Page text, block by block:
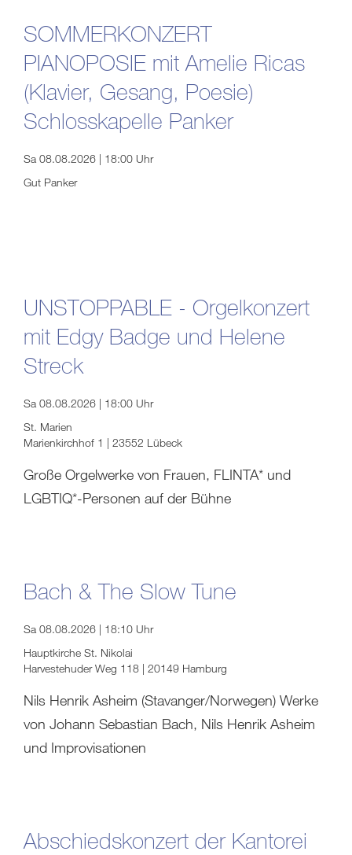
SOMMERKONZERT
PIANOPOSIE mit Amelie Ricas
(Klavier, Gesang, Poesie)
Schlosskapelle Panker
Sa 08.08.2026 | 18:00 Uhr
Gut Panker
UNSTOPPABLE - Orgelkonzert
mit Edgy Badge und Helene
Streck
Sa 08.08.2026 | 18:00 Uhr
St. Marien
Marienkirchhof 1 | 23552 Lübeck
Große Orgelwerke von Frauen, FLINTA* und
LGBTIQ*-Personen auf der Bühne
Bach & The Slow Tune
Sa 08.08.2026 | 18:10 Uhr
Hauptkirche St. Nikolai
Harvestehuder Weg 118 | 20149 Hamburg
Nils Henrik Asheim (Stavanger/Norwegen) Werke
von Johann Sebastian Bach, Nils Henrik Asheim
und Improvisationen
Abschiedskonzert der Kantorei